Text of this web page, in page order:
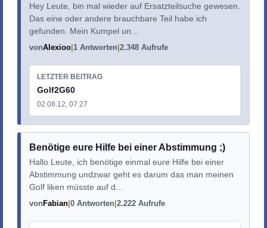
Hey Leute, bin mal wieder auf Ersatzteilsuche gewesen.
Das eine oder andere brauchbare Teil habe ich
gefunden. Mein Kumpel un...
vonAlexioo 1 Antworten 2.348 Aufrufe
LETZTER BEITRAG
Golf2G60
02.08.12, 07:27
Benötige eure Hilfe bei einer Abstimmung ;)
Hallo Leute, ich benötige einmal eure Hilfe bei einer
Abstimmung undzwar geht es darum das man meinen
Golf liken müsste auf d...
vonFabian 0 Antworten 2.222 Aufrufe